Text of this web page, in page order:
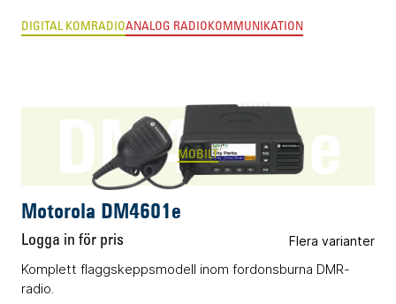
DIGITAL KOMRADIOANALOG RADIOKOMMUNIKATION
DM4601e
MOBILT
Motorola DM4601e
Logga in för pris Flera varianter
Komplett flaggskeppsmodell inom fordonsburna DMR-
radio.